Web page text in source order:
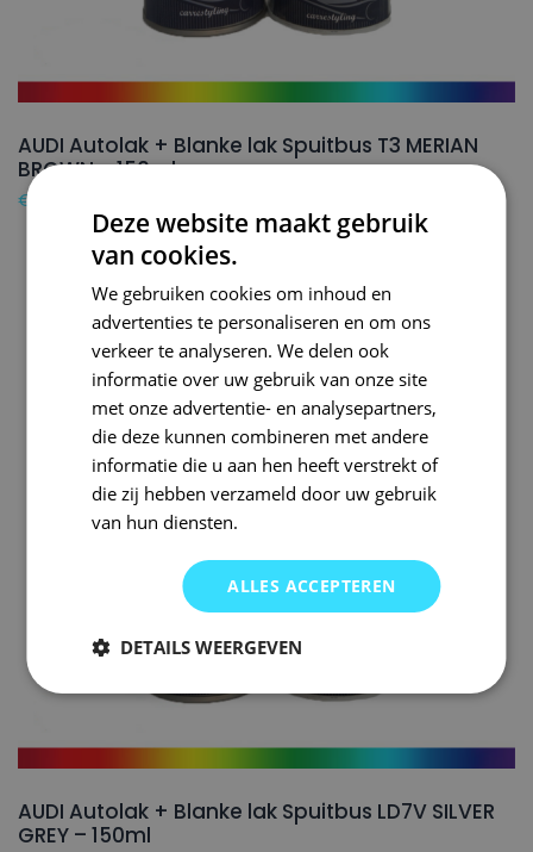
AUDI Autolak + Blanke lak Spuitbus T3 MERIAN
BROWN – 150ml
€
AUDI Autolak + Blanke lak Spuitbus LD7V SILVER
GREY – 150ml
Deze website maakt gebruik
van cookies.
We gebruiken cookies om inhoud en
advertenties te personaliseren en om ons
verkeer te analyseren. We delen ook
informatie over uw gebruik van onze site
met onze advertentie- en analysepartners,
die deze kunnen combineren met andere
informatie die u aan hen heeft verstrekt of
die zij hebben verzameld door uw gebruik
van hun diensten.
ALLES ACCEPTEREN
DETAILS WEERGEVEN